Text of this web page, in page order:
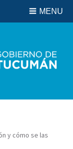
MENU
y cómo se las